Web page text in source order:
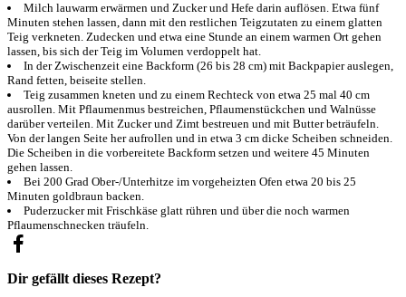
Milch lauwarm erwärmen und Zucker und Hefe darin auflösen. Etwa fünf
Minuten stehen lassen, dann mit den restlichen Teigzutaten zu einem glatten
Teig verkneten. Zudecken und etwa eine Stunde an einem warmen Ort gehen
lassen, bis sich der Teig im Volumen verdoppelt hat.
In der Zwischenzeit eine Backform (26 bis 28 cm) mit Backpapier auslegen,
Rand fetten, beiseite stellen.
Teig zusammen kneten und zu einem Rechteck von etwa 25 mal 40 cm
ausrollen. Mit Pflaumenmus bestreichen, Pflaumenstückchen und Walnüsse
darüber verteilen. Mit Zucker und Zimt bestreuen und mit Butter beträufeln.
Von der langen Seite her aufrollen und in etwa 3 cm dicke Scheiben schneiden.
Die Scheiben in die vorbereitete Backform setzen und weitere 45 Minuten
gehen lassen.
Bei 200 Grad Ober-/Unterhitze im vorgeheizten Ofen etwa 20 bis 25
Minuten goldbraun backen.
Puderzucker mit Frischkäse glatt rühren und über die noch warmen
Pflaumenschnecken träufeln.
Dir gefällt dieses Rezept?